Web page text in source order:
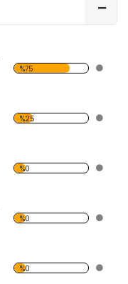
%75
%25
%0
%0
%0